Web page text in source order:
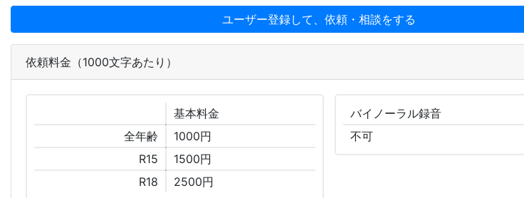
ユーザー登録して、依頼・相談をする
依頼料金（1000文字あたり）
基本料金
全年齢
1000円
R15
1500円
R18
2500円
バイノーラル録音
不可